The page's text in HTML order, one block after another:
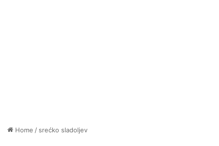
Home / srećko sladoljev